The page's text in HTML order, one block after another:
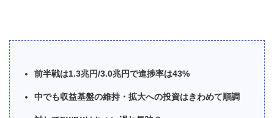
前半戦は1.3兆円/3.0兆円で進捗率は43%
中でも収益基盤の維持・拡大への投資はきわめて順調